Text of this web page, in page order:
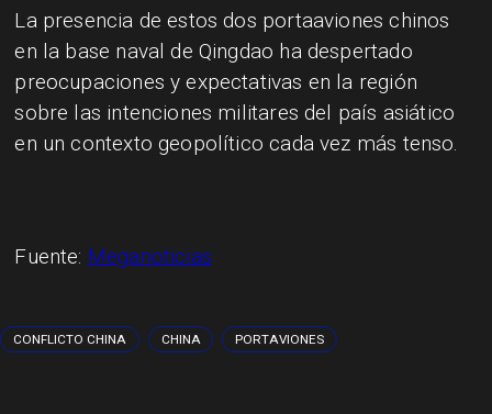
La presencia de estos dos portaaviones chinos
en la base naval de Qingdao ha despertado
preocupaciones y expectativas en la región
sobre las intenciones militares del país asiático
en un contexto geopolítico cada vez más tenso.
Fuente: Meganoticias
CONFLICTO CHINA CHINA PORTAVIONES